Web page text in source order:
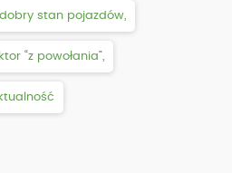
dobry stan pojazdów,
“z powołania”,